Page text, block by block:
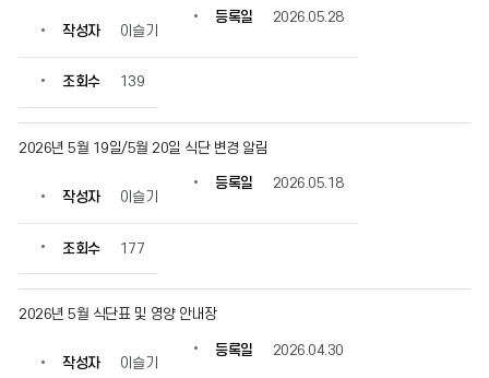
성
등
작성자 이슬기
등록일 2026.05.28
조회수 139
2026년 5월 19일/5월 20일 식단 변경 알림
작성자 이슬기
등록일 2026.05.18
조회수 177
2026년 5월 식단표 및 영양 안내장
작성자 이슬기
등록일 2026.04.30